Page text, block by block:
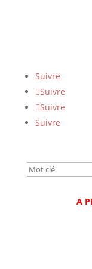
Suivre
Suivre
Suivre
Suivre
Rechercher:
A